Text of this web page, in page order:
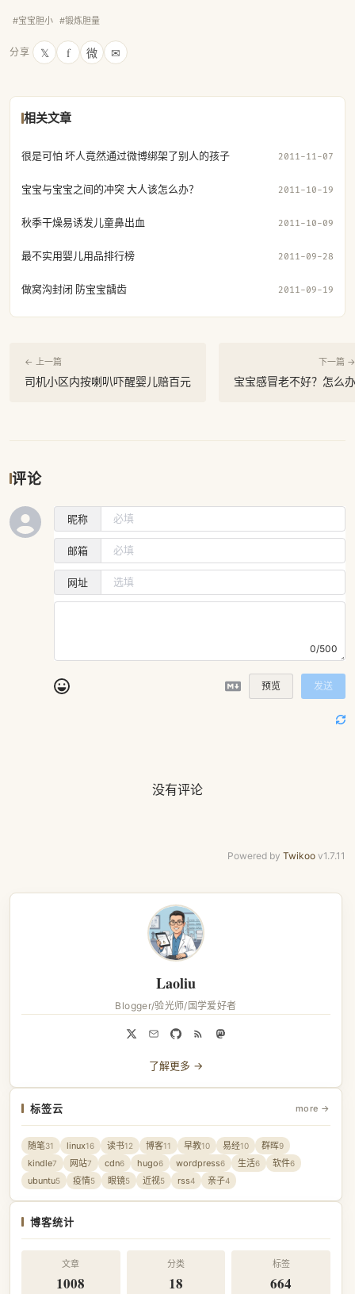
#宝宝胆小 #锻炼胆量
分享 𝕏 f 微 ✉
相关文章
很是可怕 坏人竟然通过微博绑架了别人的孩子 2011-11-07
宝宝与宝宝之间的冲突 大人该怎么办？ 2011-10-19
秋季干燥易诱发儿童鼻出血 2011-10-09
最不实用婴儿用品排行榜 2011-09-28
做窝沟封闭 防宝宝龋齿 2011-09-19
← 上一篇
司机小区内按喇叭吓醒婴儿赔百元
下一篇 →
宝宝感冒老不好？怎么办
评论
昵称
邮箱
网址
0/500
预览 发送
没有评论
Powered by Twikoo v1.7.11
Laoliu
Blogger/验光师/国学爱好者
了解更多 →
标签云 more →
随笔31 linux16 读书12 博客11 早教10 易经10 群晖9
kindle7 网站7 cdn6 hugo6 wordpress6 生活6 软件6
ubuntu5 疫情5 眼镜5 近视5 rss4 亲子4
博客统计
文章
1008
分类
18
标签
664